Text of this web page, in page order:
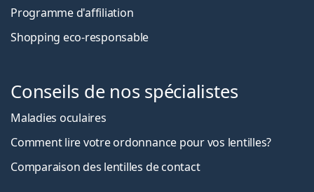
Programme d'affiliation
Shopping eco-responsable
Conseils de nos spécialistes
Maladies oculaires
Comment lire votre ordonnance pour vos lentilles?
Comparaison des lentilles de contact